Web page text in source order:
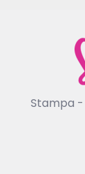
Stampa -